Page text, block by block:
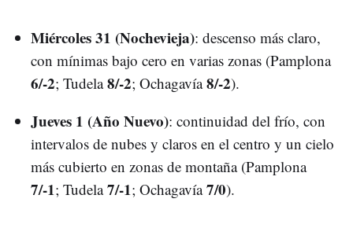
Miércoles 31 (Nochevieja): descenso más claro,
con mínimas bajo cero en varias zonas (Pamplona
6/-2; Tudela8/-2; Ochagavía8/-2).
Jueves 1 (Año Nuevo): continuidad del frío, con
intervalos de nubes y claros en el centro y un cielo
más cubierto en zonas de montaña (Pamplona
7/-1; Tudela7/-1; Ochagavía7/0).